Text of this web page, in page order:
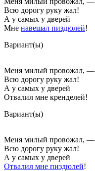
Всю дорогу руку жал!
А у самых у дверей
Мне навешал пиздюлей!
Вариант(ы)
Меня милый провожал, —
Всю дорогу руку жал!
А у самых у дверей
Отвалил мне кренделей!
Вариант(ы)
Меня милый провожал, —
Всю дорогу руку жал!
А у самых у дверей
Отвалил мне пиздюлей!